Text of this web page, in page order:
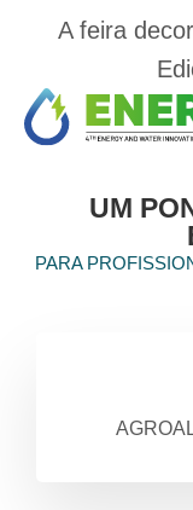
A feira
UM
PARA